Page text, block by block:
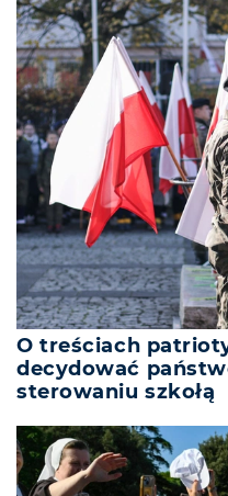
O treściach
decydować
sterowaniu szkołą